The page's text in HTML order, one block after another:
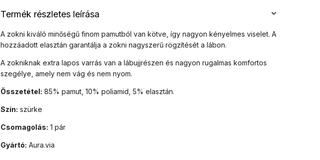
Termék részletes leírása
A zokni kiváló minőségű finom pamutból van kötve, így nagyon kényelmes viselet. A
hozzáadott elasztán garantálja a zokni nagyszerű rögzítését a lábon.
A zokniknak extra lapos varrás van a lábujjrészen és nagyon rugalmas komfortos
szegélye, amely nem vág és nem nyom.
Összetétel: 85% pamut, 10% poliamid, 5% elasztán.
Szín: szürke
Csomagolás: 1 pár
Gyártó: Aura.via